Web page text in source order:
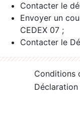
Contacter le
Envoyer un
CEDEX 07 ;
Contacter le
Conditions